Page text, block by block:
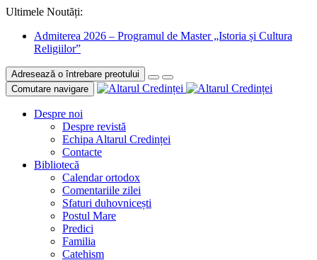
Ultimele Noutăți:
Admiterea 2026 – Programul de Master „Istoria și Cultura
Religiilor”
Adresează o întrebare preotului
Comutare navigare
Despre noi
Despre revistă
Echipa Altarul Credinței
Contacte
Bibliotecă
Calendar ortodox
Comentariile zilei
Sfaturi duhovnicești
Postul Mare
Predici
Familia
Catehism